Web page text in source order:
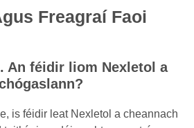
Freagraí Faoi
An féidir liom Nexletol a
is féidir leat Nexletol a cheannach